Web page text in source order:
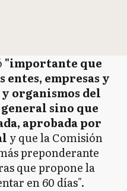
"importante que
empresas y
organismos del
sino que
aprobada por
y que la Comisión
preponderante
que propone la
en 60 días".